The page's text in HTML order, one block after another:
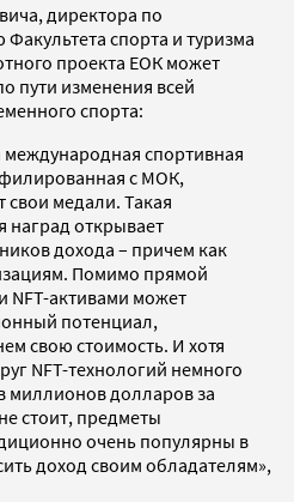
директора по
спорта и туризма
проекта ЕОК может
пути изменения всей
спорта:
международная спортивная
с МОК,
медали. Такая
наград открывает
дохода – причем как
Помимо прямой
NFT-активами может
потенциал,
свою стоимость. И хотя
NFT-технологий немного
миллионов долларов за
стоит, предметы
очень популярны в
доход своим обладателям»,